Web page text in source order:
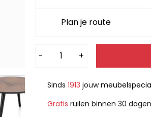
Plan je route
- +
Alternative:
Sinds 1913 jouw
Gratis ruilen binnen 30 dagen